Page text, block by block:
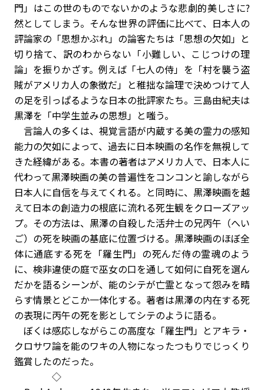
門」はこの世のものでないかのような悲劇的美しさに?
然としてしまう。そんな世界の評価に比べて、日本人の
評論家の「思想かぶれ」の論客たちは「思想の欠如」と
切り捨て、訳のわからない「小難しい、こじつけの理
論」を振りかざす。例えば「七人の侍」を「村を襲う盗
賊がアメリカ人の象徴だ」と稚拙な論理で決めつけて人
の足を引っぱるような日本の批評家たち。三島由紀夫は
黒澤を「中学生並みの思想」と嗤う。
言論人の多くは、視覚言語が内蔵する美の霊力の感知
能力の欠如によって、過去に日本映画の名作を無視して
きた経緯がある。本書の著者はアメリカ人で、日本人に
代わって黒澤映画の美の普遍性をコンコンと諭しながら
日本人に自信を与えてくれる。と同時に、黒澤映画を越
えて日本の創造力の根底に流れる死生観をクローズアッ
プ。その方法は、黒澤の自殺した活弁士の兄丙午（へい
ご）の死を映画の基底に位置づける。黒澤映画のほぼ全
体に通底する死を「羅生門」の死んだ侍の霊魂のよう
に、検非違使の庭で巫女の口を通して如何に自死を選ん
だかを語るシーンが、能のシテが亡霊となって怨みを晴
らす情景とどこか一体化する。著者は黒澤の内在する死
の表現に丙午の死を影としてシテのように語る。
ぼくは感応しながらこの高度な「羅生門」とアキラ・
クロサワ論を能のワキの人物になったつもりでじっくり
鑑賞したのだった。
◇